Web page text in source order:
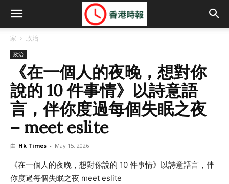
家 政治
政治
《在一個人的夜晚，想對你
說的 10 件事情》以詩意語
言，伴你度過每個失眠之夜
– meet eslite
由 Hk Times - May 15, 2026
《在一個人的夜晚，想對你說的 10 件事情》以詩意語言，伴
你度過每個失眠之夜 meet eslite